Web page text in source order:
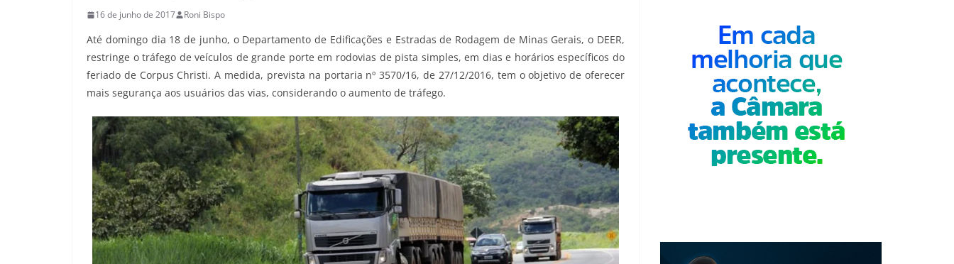
16 de junho de 2017 Roni Bispo
Até domingo dia 18 de junho, o Departamento de Edificações e Estradas de Rodagem de Minas Gerais, o DEER,
restringe o tráfego de veículos de grande porte em rodovias de pista simples, em dias e horários específicos do
feriado de Corpus Christi. A medida, prevista na portaria nº 3570/16, de 27/12/2016, tem o objetivo de oferecer
mais segurança aos usuários das vias, considerando o aumento de tráfego.